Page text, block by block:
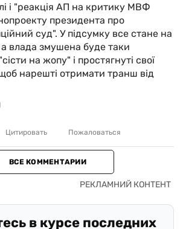
і "реакція АП на критику МВФ
президента про
суд". У підсумку все стане на
а влада змушена буде таки
на жопу" і простягнуті свої
нарешті отримати транш від
Цитировать Пожаловаться
ВСЕ КОММЕНТАРИИ
в курсе последних